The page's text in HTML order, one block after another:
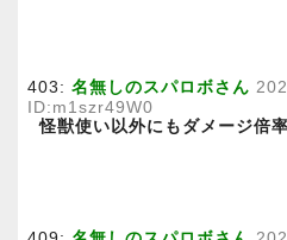
403: 名無しのスパロボさん
ID:m1szr49W0
怪獣使い以外にもダメージ倍